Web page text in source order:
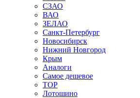
СЗАО
ВАО
ЗЕЛАО
Санкт-Петербург
Новосибирск
Нижний Новгород
Крым
Аналоги
Самое дешевое
TOP
Лотошино